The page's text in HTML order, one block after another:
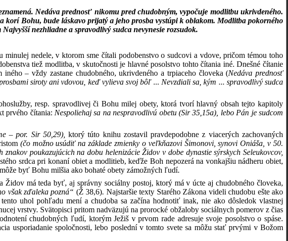
Nedáva prednosť nikomu pred chudobným, vypočuje modlitbu ukrivdeného.
Bohu, bude láskavo prijatý a jeho prosba vystúpi k oblakom. Modlitba pokorného
nezhliadne a spravodlivý sudca nevynesie rozsudok.
nedele, v ktorom sme čítali podobenstvo o sudcovi a vdove, pričom témou toho
tiež modlitba, v skutočnosti je hlavné posolstvo tohto čítania iné. Dnešné čítanie
– vždy zastane chudobného, ukrivdeného a trpiaceho človeka (Nedáva prednosť
siroty ani vdovou, keď vylieva svoj bôľ ... Nevzdiali sa, kým ... spravodlivý sudca
resp. spravodlivej či Bohu milej obety, ktorá tvorí hlavný obsah tejto kapitoly
prvého čítania: Nespoliehaj sa na nespravodlivú obetu (Sir 35,15a), lebo Pán je sudcom
– por. Sir 50,29), ktorý túto knihu zostavil pravdepodobne z viacerých zachovaných
(čo možno usúdiť na základe zmienky o veľkňazovi Šimonovi, synovi Oniáša, v 50.
poukazujúcich na dobu helenizácie Židov v dobe dynastie sýrskych Seleukovcov,
srdca pri konaní obiet a modlitieb, keďže Boh nepozerá na vonkajšiu nádheru obiet,
byť Bohu milšia ako bohaté obety zámožných ľudí.
Židov má teda byť, aj správny sociálny postoj, ktorý má v úcte aj chudobného človeka,
však zďaleka pozná“ (Ž 38,6). Najstaršie texty Starého Zákona videli chudobu ešte ako
uhol pohľadu mení a chudoba sa začína hodnotiť inak, nie ako dôsledok vlastnej
vrstvy. Svätopisci pritom nadväzujú na prorocké obžaloby sociálnych pomerov z čias
chudobných ľudí, ktorým Ježiš v prvom rade adresuje svoje posolstvo o spáse.
usporiadanie spoločnosti, lebo poslední v tomto svete sa môžu stať prvými v Božom